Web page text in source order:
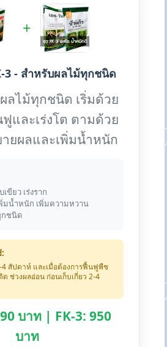
+
3 - สำหรับผลไม้ทุกชนิด
ลไม้ทุกชนิด เริ่มด้วย
ฟูและเร่งโต ตามด้วย
ายผลและเพิ่มน้ำหนัก
เขียว เร่งราก
พิ่มน้ำหนัก เพิ่มความหวาน
กชนิด
4 สัปดาห์ และเมื่อต้องการฟื้นฟูพืช
ด ช่วงผลอ่อน ก่อนเก็บเกี่ยว 2-4
บาท | FK-3: 950
บาท